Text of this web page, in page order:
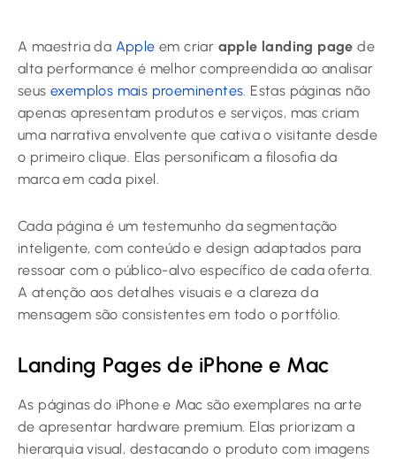
A maestria da Apple em criar apple landing page de
alta performance é melhor compreendida ao analisar
seus exemplos mais proeminentes. Estas páginas não
apenas apresentam produtos e serviços, mas criam
uma narrativa envolvente que cativa o visitante desde
o primeiro clique. Elas personificam a filosofia da
marca em cada pixel.
Cada página é um testemunho da segmentação
inteligente, com conteúdo e design adaptados para
ressoar com o público-alvo específico de cada oferta.
A atenção aos detalhes visuais e a clareza da
mensagem são consistentes em todo o portfólio.
Landing Pages de iPhone e Mac
As páginas do iPhone e Mac são exemplares na arte
de apresentar hardware premium. Elas priorizam a
hierarquia visual, destacando o produto com imagens